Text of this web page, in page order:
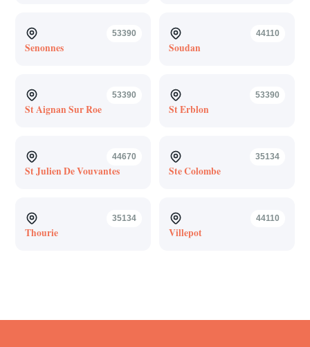
53390
Senonnes
44110
Soudan
53390
St Aignan Sur Roe
53390
St Erblon
44670
St Julien De Vouvantes
35134
Ste Colombe
35134
Thourie
44110
Villepot